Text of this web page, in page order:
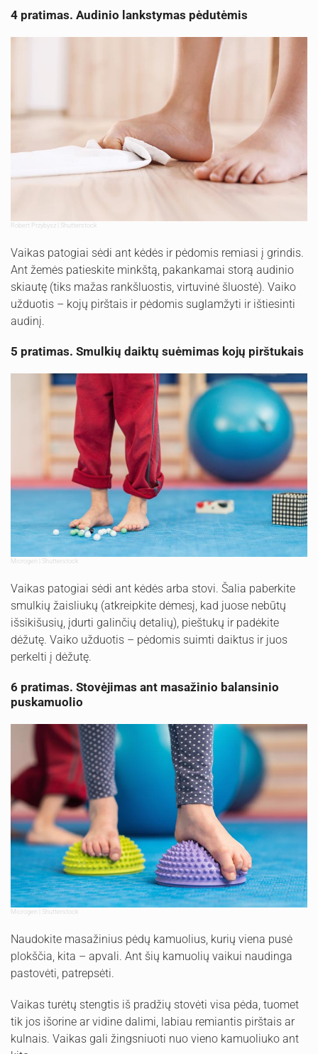
4 pratimas. Audinio lankstymas pėdutėmis
Robert Przybysz | Shutterstock
Vaikas patogiai sėdi ant kėdės ir pėdomis remiasi į grindis.
Ant žemės patieskite minkštą, pakankamai storą audinio
skiautę (tiks mažas rankšluostis, virtuvinė šluostė). Vaiko
užduotis – kojų pirštais ir pėdomis suglamžyti ir ištiesinti
audinį.
5 pratimas. Smulkių daiktų suėmimas kojų pirštukais
Microgen | Shutterstock
Vaikas patogiai sėdi ant kėdės arba stovi. Šalia paberkite
smulkių žaisliukų (atkreipkite dėmesį, kad juose nebūtų
išsikišusių, įdurti galinčių detalių), pieštukų ir padėkite
dėžutę. Vaiko užduotis – pėdomis suimti daiktus ir juos
perkelti į dėžutę.
6 pratimas. Stovėjimas ant masažinio balansinio
puskamuolio
Microgen | Shutterstock
Naudokite masažinius pėdų kamuolius, kurių viena pusė
plokščia, kita – apvali. Ant šių kamuolių vaikui naudinga
pastovėti, patrepsėti.
Vaikas turėtų stengtis iš pradžių stovėti visa pėda, tuomet
tik jos išorine ar vidine dalimi, labiau remiantis pirštais ar
kulnais. Vaikas gali žingsniuoti nuo vieno kamuoliuko ant